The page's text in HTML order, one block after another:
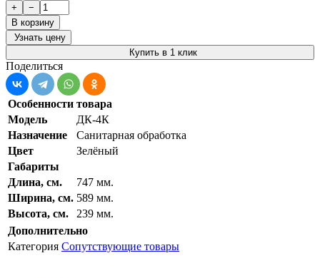
+
−
В корзину
Узнать цену
Купить в 1 клик
Поделиться
Особенности товара
Модель
ДК-4К
Назначение
Санитарная обработка
Цвет
Зелёный
Габариты
Длина, см.
747 мм.
Ширина, см. 589 мм.
Высота, см.
239 мм.
Дополнительно
Категория Сопутствующие товары